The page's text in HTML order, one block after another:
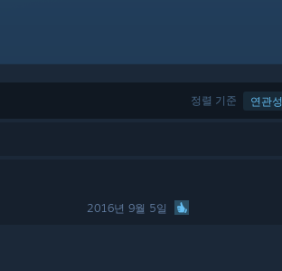
정렬 기준 연관성
2016년 9월 5일